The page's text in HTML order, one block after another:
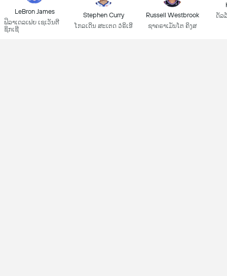
LeBron James
ຟິລາເດລເຟຍ ເຊເວັນຕີ
ຊິກເຊີ
Stephen Curry
ໂກລເດິນ ສະເຕດ ວໍຣິເອີ
Russell Westbrook
ຊາຄຣາເມັນໂຕ ຄິງສ
ດັລ